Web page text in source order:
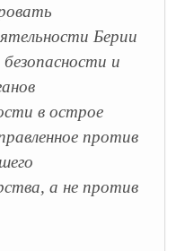
Берии
безопасности и
в острое
против
а не против